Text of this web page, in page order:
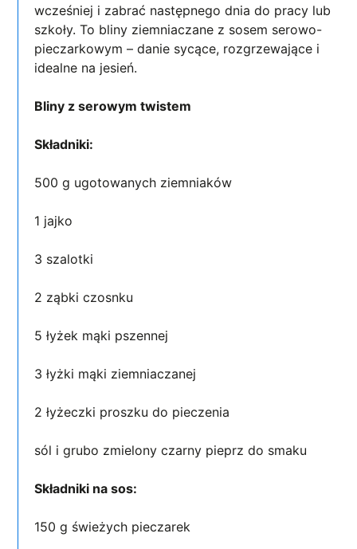
wcześniej i zabrać następnego dnia do pracy lub
szkoły. To bliny ziemniaczane z sosem serowo-
pieczarkowym – danie sycące, rozgrzewające i
idealne na jesień.
Bliny z serowym twistem
Składniki:
500 g ugotowanych ziemniaków
1 jajko
3 szalotki
2 ząbki czosnku
5 łyżek mąki pszennej
3 łyżki mąki ziemniaczanej
2 łyżeczki proszku do pieczenia
sól i grubo zmielony czarny pieprz do smaku
Składniki na sos:
150 g świeżych pieczarek